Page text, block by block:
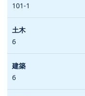
101-1
6
6